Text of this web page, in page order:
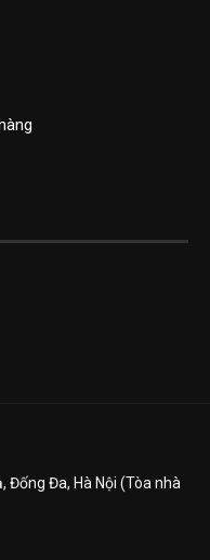
Đống Đa, Hà Nội (Tòa nhà